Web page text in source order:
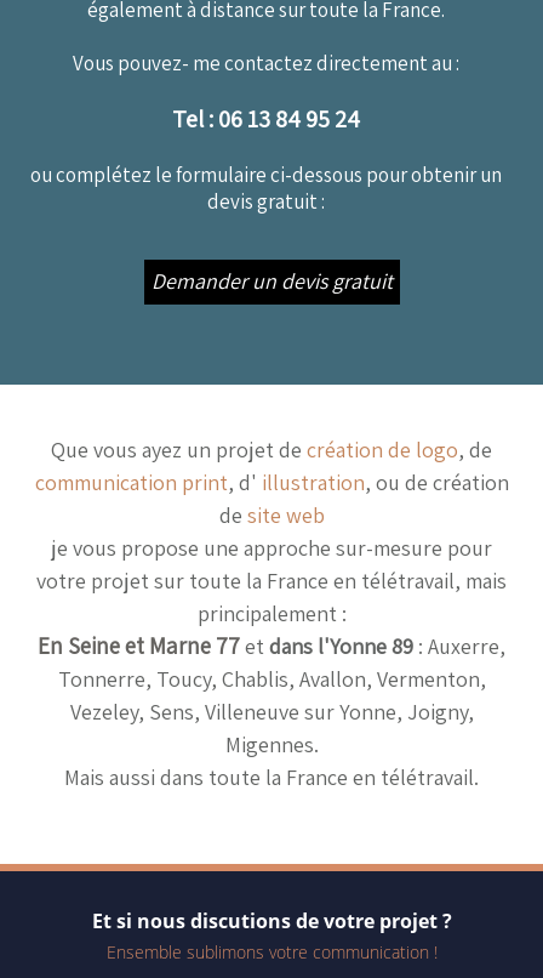
également à distance sur toute la France.
Vous pouvez- me contactez directement au :
Tel : 06 13 84 95 24
ou complétez le formulaire ci-dessous pour obtenir un
devis gratuit :
Demander un devis gratuit
Que vous ayez un projet de création de logo, de
communication print, d' illustration, ou de création
de site web
je vous propose une approche sur-mesure pour
votre projet sur toute la France en télétravail, mais
principalement :
En Seine et Marne 77et dans l'Yonne 89 : Auxerre,
Tonnerre, Toucy, Chablis, Avallon, Vermenton,
Vezeley, Sens, Villeneuve sur Yonne, Joigny,
Migennes.
Mais aussi dans toute la France en télétravail.
Et si nous discutions de votre projet ?
Ensemble sublimons votre communication !